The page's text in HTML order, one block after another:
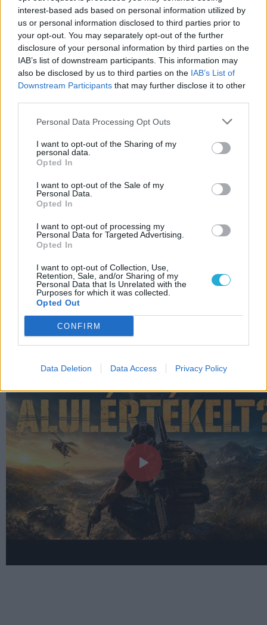
interest-based ads based on personal information utilized by
us or personal information disclosed to third parties prior to
your opt-out. You may separately opt-out of the further
disclosure of your personal information by third parties on the
IAB’s list of downstream participants. This information may
also be disclosed by us to third parties on the IAB’s List of
Downstream Participants that may further disclose it to other
Personal Data Processing Opt Outs
I want to opt-out of the Sharing of my
personal data.
Opted In
I want to opt-out of the Sale of my
Personal Data.
Opted In
I want to opt-out of processing my
Personal Data for Targeted Advertising.
Opted In
I want to opt-out of Collection, Use,
Retention, Sale, and/or Sharing of my
Personal Data that Is Unrelated with the
Purposes for which it was collected.
Opted Out
CONFIRM
Data Deletion Data Access Privacy Policy
Borítókép forrása: Santa Monica Studio
Szerző:LeEcoBo
Dátum:2026.06.04 07:40
Csapd be az AI-t! Állítsd be itt, hogy a PC
Guru tartalmairól véletlenül se maradj le
KAPCSOLÓDÓ HÍREK
Bemutatkozott az új God of War, valóban
Faye áll a középpontjában
A God of War alkotója konkrétan
leszarozta a Faye-re fókuszáló spinoffot
Nyugi, legalább a God of War Laufey-re
nem kell éveket várnunk
Egyesek szerint máris WOKE a God of War
Laufey, mert női főszereplőt kapunk
LEGFRISSEBB VIDEÓNK